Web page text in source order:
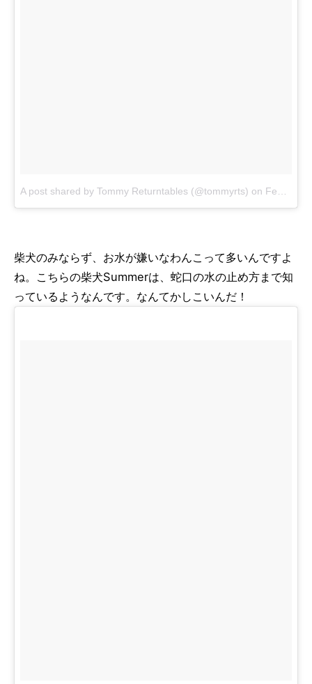
A post shared by Tommy Returntables (@tommyrts) on Feb 27, 2018 at 1:59am PST
柴犬のみならず、お水が嫌いなわんこって多いんですよ
ね。こちらの柴犬Summerは、蛇口の水の止め方まで知
っているようなんです。なんてかしこいんだ！